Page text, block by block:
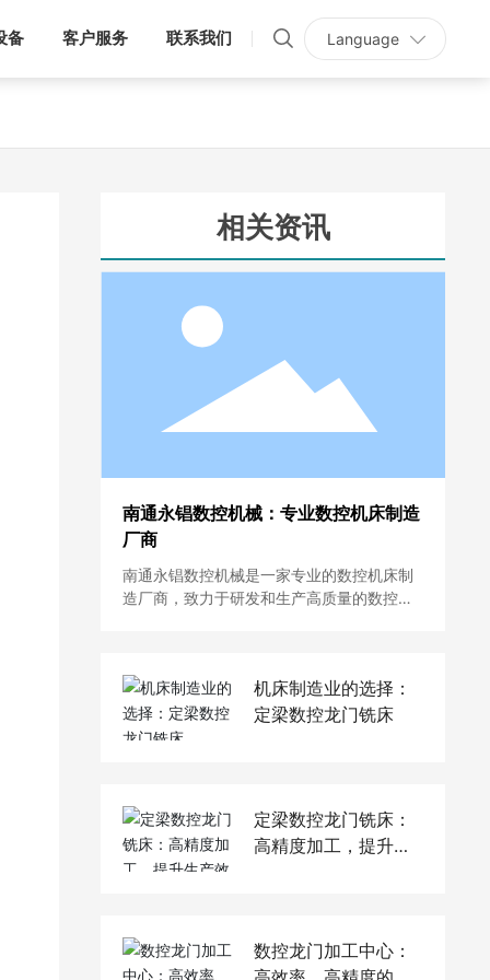
备 客户服务 联系我们 Language
相关资讯
南通永锠数控机械：专业数控机床制造
厂商
南通永锠数控机械是一家专业的数控机床制
造厂商，致力于研发和生产高质量的数控机
梁数控龙门铣床都能够满足您的需求。南通
永锠数控机械的产品以其高精度、高效率的
特点而备受推崇，如果您正在寻找一款优质
机床制造业的选择：
定梁数控龙门铣床
定梁数控龙门铣床：
高精度加工，提升生
数控龙门加工中心：